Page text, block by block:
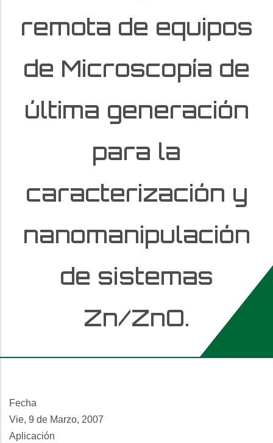
remota de equipos
de Microscopía de
última generación
para la
caracterización y
nanomanipulación
de sistemas
Zn/ZnO.
Fecha
Vie, 9 de Marzo, 2007
Aplicación